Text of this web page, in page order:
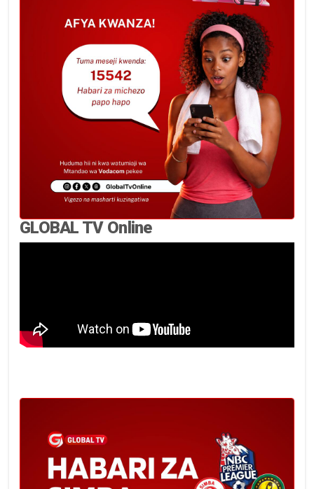
GLOBAL TV Online